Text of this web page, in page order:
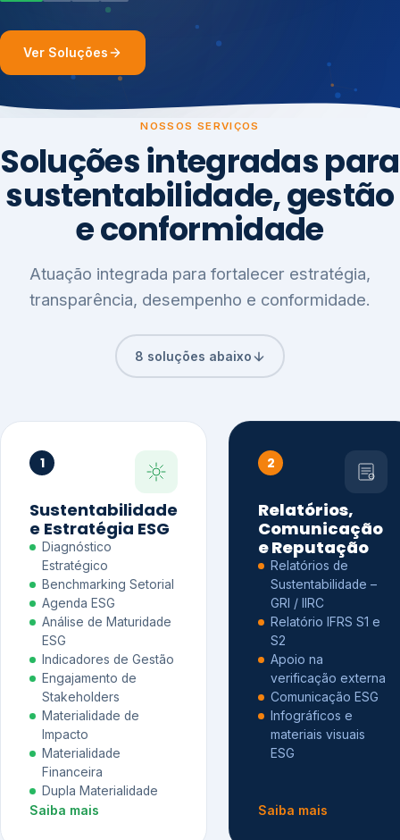
Ver Soluções
NOSSOS SERVIÇOS
Soluções integradas para
sustentabilidade, gestão
e conformidade
Atuação integrada para fortalecer estratégia,
transparência, desempenho e conformidade.
8 soluções abaixo
1
Sustentabilidade
e Estratégia ESG
Diagnóstico
Estratégico
Benchmarking Setorial
Agenda ESG
Análise de Maturidade
ESG
Indicadores de Gestão
Engajamento de
Stakeholders
Materialidade de
Impacto
Materialidade
Financeira
Dupla Materialidade
Saiba mais
2
Relatórios,
Comunicação
e Reputação
Relatórios de
Sustentabilidade –
GRI / IIRC
Relatório IFRS S1 e
S2
Apoio na
verificação externa
Comunicação ESG
Infográficos e
materiais visuais
ESG
Saiba mais